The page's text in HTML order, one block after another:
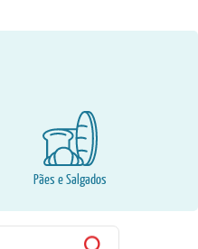
Pães e Salgados